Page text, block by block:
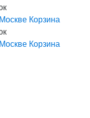
Корзина
Корзина